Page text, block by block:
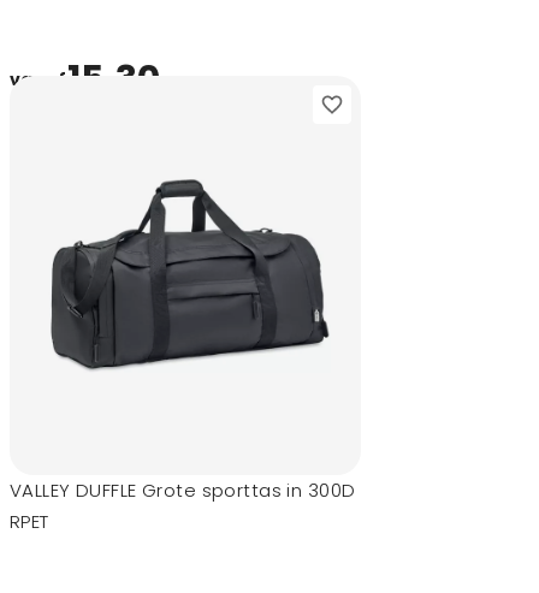
vanaf15,30
VALLEY DUFFLE Grote sporttas in 300D
RPET